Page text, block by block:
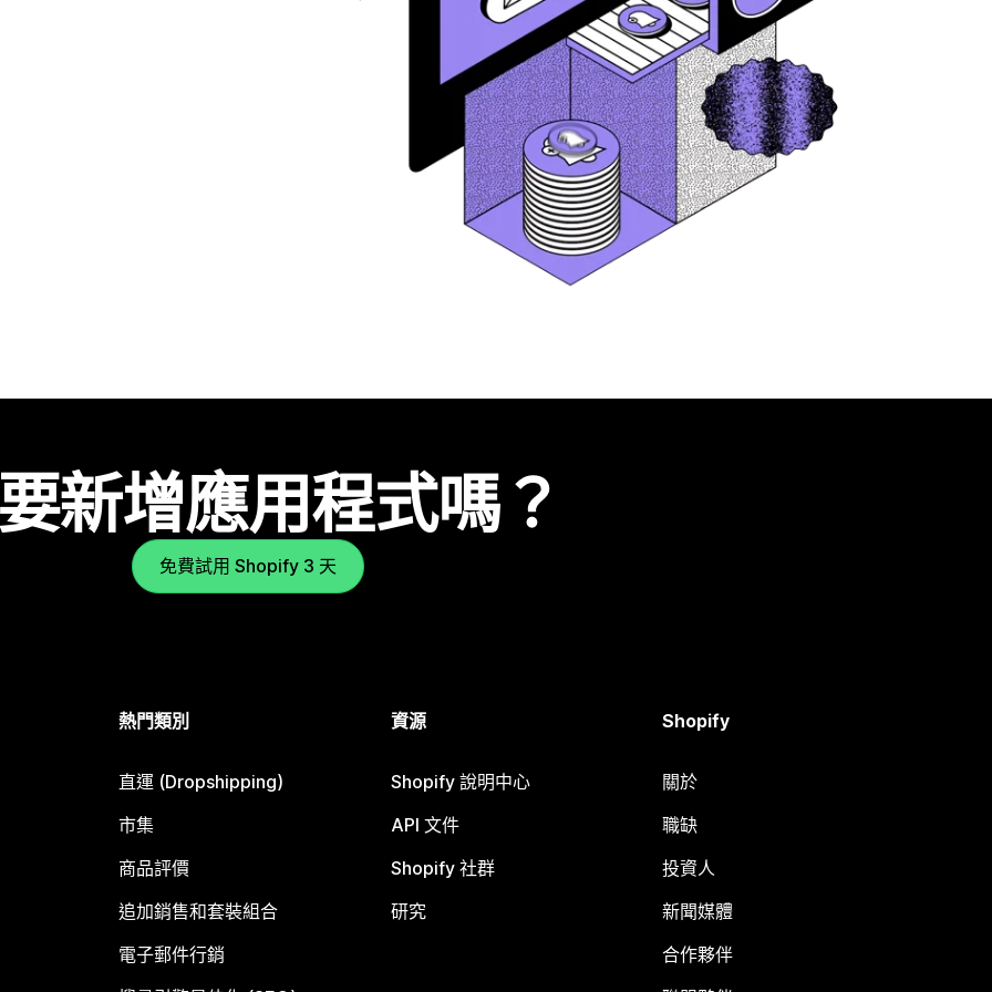
新增應用程式嗎？
免費試用 Shopify 3 天
熱門類別
直運 (Dropshipping)
市集
商品評價
追加銷售和套裝組合
電子郵件行銷
資源
Shopify 說明中心
API 文件
Shopify 社群
研究
Shopify
關於
職缺
投資人
新聞媒體
合作夥伴